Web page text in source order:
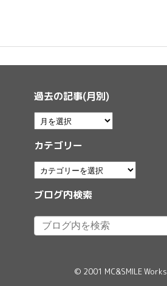
過去の記事(月別)
カテゴリー
ブログ内検索
© 2001 MC&SMILE Works